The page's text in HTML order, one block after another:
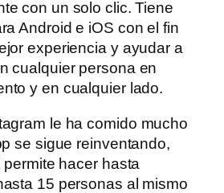
con un solo clic. Tiene
Android e iOS con el fin
experiencia y ayudar a
cualquier persona en
y en cualquier lado.
le ha comido mucho
se sigue reinventando,
hacer hasta
15 personas al mismo